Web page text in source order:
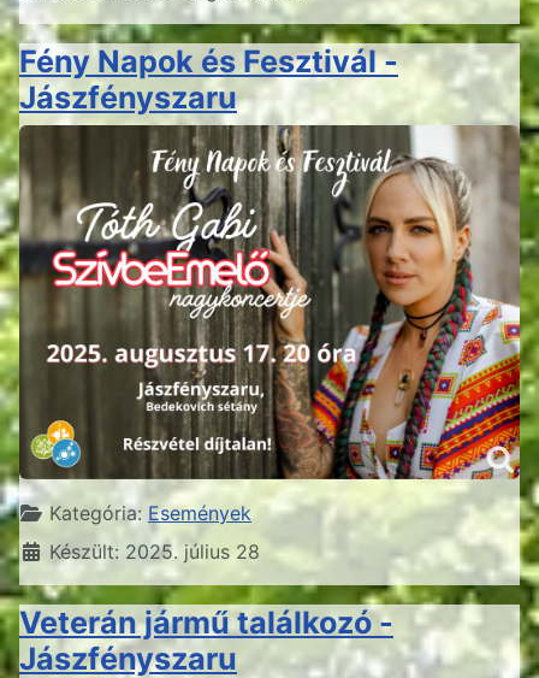
Fény Napok és Fesztivál -
Jászfényszaru
Részletek
Kategória: Események
Készült: 2025. július 28
Veterán jármű találkozó -
Jászfényszaru